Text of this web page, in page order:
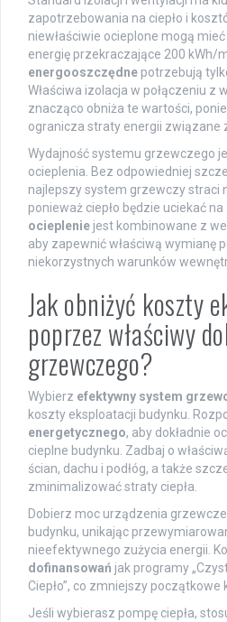
zapotrzebowania na ciepło i
niewłaściwie ocieplone mogą
energię przekraczające 200 kWh/
energooszczędne potrzebują
Właściwa izolacja w połączeniu z
znacząco obniża te wartości,
ogranicza straty energii związane
Wydajność systemu grzewczego
ocieplenia. Bez odpowiedniej
najlepszy system grzewczy straci
ponieważ ciepło będzie uciekać
ocieplenie jest kombinowane z
aby zapewnić właściwą wymianę
niekorzystnych warunków
Jak obniżyć koszty
poprzez właściwy
grzewczego?
Wybierz efektywny system
koszty eksploatacji budynku.
energetycznego, aby dokładnie
cieplne budynku. Zadbaj o
ścian, dachu i podłóg, a także
zminimalizować straty ciepła.
Dobierz moc urządzenia
budynku, unikając
nieefektywnego zużycia energii.
dofinansowań jak programy
Ciepło”, co zmniejszy
Jeśli wybierasz pompę ciepła,